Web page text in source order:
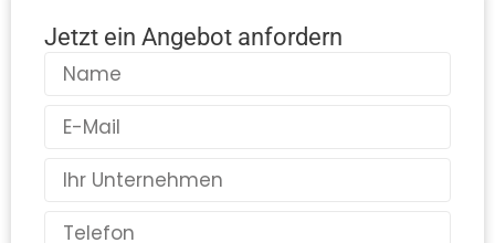
Jetzt ein Angebot anfordern
Name
Mail
Land
Telefon